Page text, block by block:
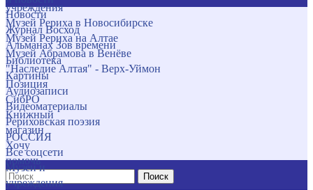
учреждения
Музей Рериха в Новосибирске
Музей Рериха на Алтае
Музей Абрамова в Венёве
"Наследие Алтая" - Верх-Уймон
Позиция
СибРО
Книжный
магазин
Хочу
помочь
Поиск
Новости
Журнал Восход
Альманах Зов времени
Библиотека
Картины
Аудиозаписи
Видеоматериалы
Рериховская поэзия
РОССИЯ
Все соцсети
Музеи и
учреждения